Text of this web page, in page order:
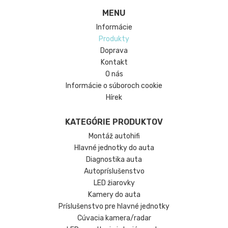
MENU
Informácie
Produkty
Doprava
Kontakt
O nás
Informácie o súboroch cookie
Hírek
KATEGÓRIE PRODUKTOV
Montáž autohifi
Hlavné jednotky do auta
Diagnostika auta
Autopríslušenstvo
LED žiarovky
Kamery do auta
Príslušenstvo pre hlavné jednotky
Cúvacia kamera/radar